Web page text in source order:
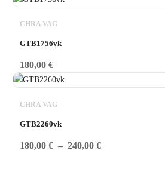
CHRA VAG
GTB1756vk
180,00 €
CHRA VAG
GTB2260vk
180,00 € – 240,00 €Plage